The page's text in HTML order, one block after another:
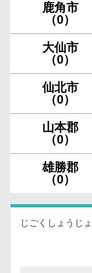
鹿角市
（0）
大仙市
（0）
仙北市
（0）
山本郡
（0）
雄勝郡
（0）
じごくしょうじょ